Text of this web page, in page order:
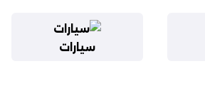
سيارات